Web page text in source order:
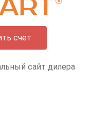
счет
сайт дилера